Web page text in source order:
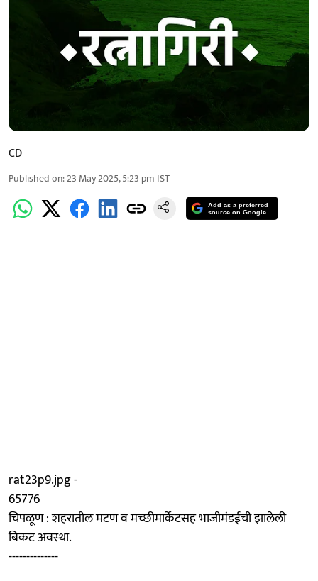
CD
Published on:23 May 2025, 5:23 pm IST
Add as a preferred
source on Google
rat23p9.jpg -
65776
चिपळूण : शहरातील मटण व मच्छीमार्केटसह भाजीमंडईची झालेली
बिकट अवस्था.
--------------